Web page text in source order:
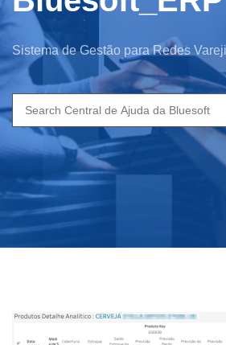
Sistema de Gestão para Redes
Search
for: